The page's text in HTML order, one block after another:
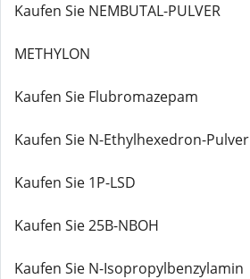
Kaufen Sie NEMBUTAL-PULVER
METHYLON
Kaufen Sie Flubromazepam
Kaufen Sie N-Ethylhexedron-Pulver
Kaufen Sie 1P-LSD
Kaufen Sie 25B-NBOH
Kaufen Sie N-Isopropylbenzylamin